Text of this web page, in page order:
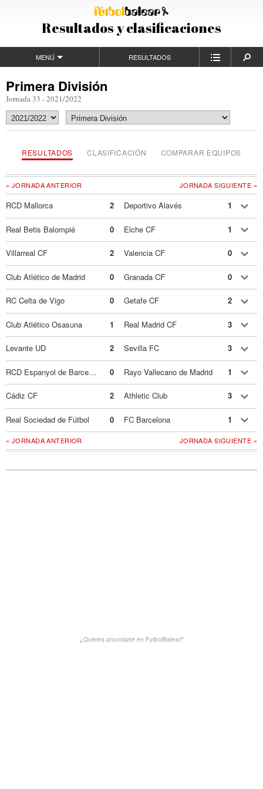
Resultados y clasificaciones
MENÚ RESULTADOS
Primera División
Jornada 33 - 2021/2022
RESULTADOS CLASIFICACIÓN COMPARAR EQUIPOS
JORNADA SIGUIENTE »
« JORNADA ANTERIOR
RCD Mallorca 2 Deportivo Alavés 1
Real Betis Balompié 0 Elche CF 1
Villarreal CF 2 Valencia CF 0
Club Atlético de Madrid 0 Granada CF 0
RC Celta de Vigo 0 Getafe CF 2
Club Atlético Osasuna 1 Real Madrid CF 3
Levante UD 2 Sevilla FC 3
RCD Espanyol de Barcelona 0 Rayo Vallecano de Madrid 1
Cádiz CF 2 Athletic Club 3
Real Sociedad de Fútbol 0 FC Barcelona 1
JORNADA SIGUIENTE »
« JORNADA ANTERIOR
¿Quieres anunciarte en FutbolBalear?